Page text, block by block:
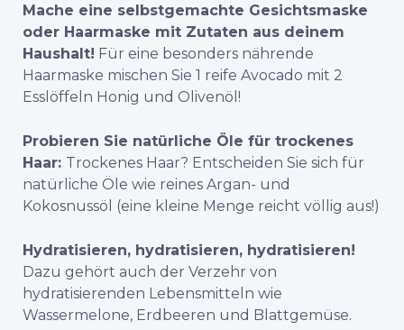
Mache eine selbstgemachte Gesichtsmaske
oder Haarmaske mit Zutaten aus deinem
Haushalt! Für eine besonders nährende
Haarmaske mischen Sie 1 reife Avocado mit 2
Esslöffeln Honig und Olivenöl!
Probieren Sie natürliche Öle für trockenes
Haar: Trockenes Haar? Entscheiden Sie sich für
natürliche Öle wie reines Argan- und
Kokosnussöl (eine kleine Menge reicht völlig aus!)
Hydratisieren, hydratisieren, hydratisieren!
Dazu gehört auch der Verzehr von
hydratisierenden Lebensmitteln wie
Wassermelone, Erdbeeren und Blattgemüse.